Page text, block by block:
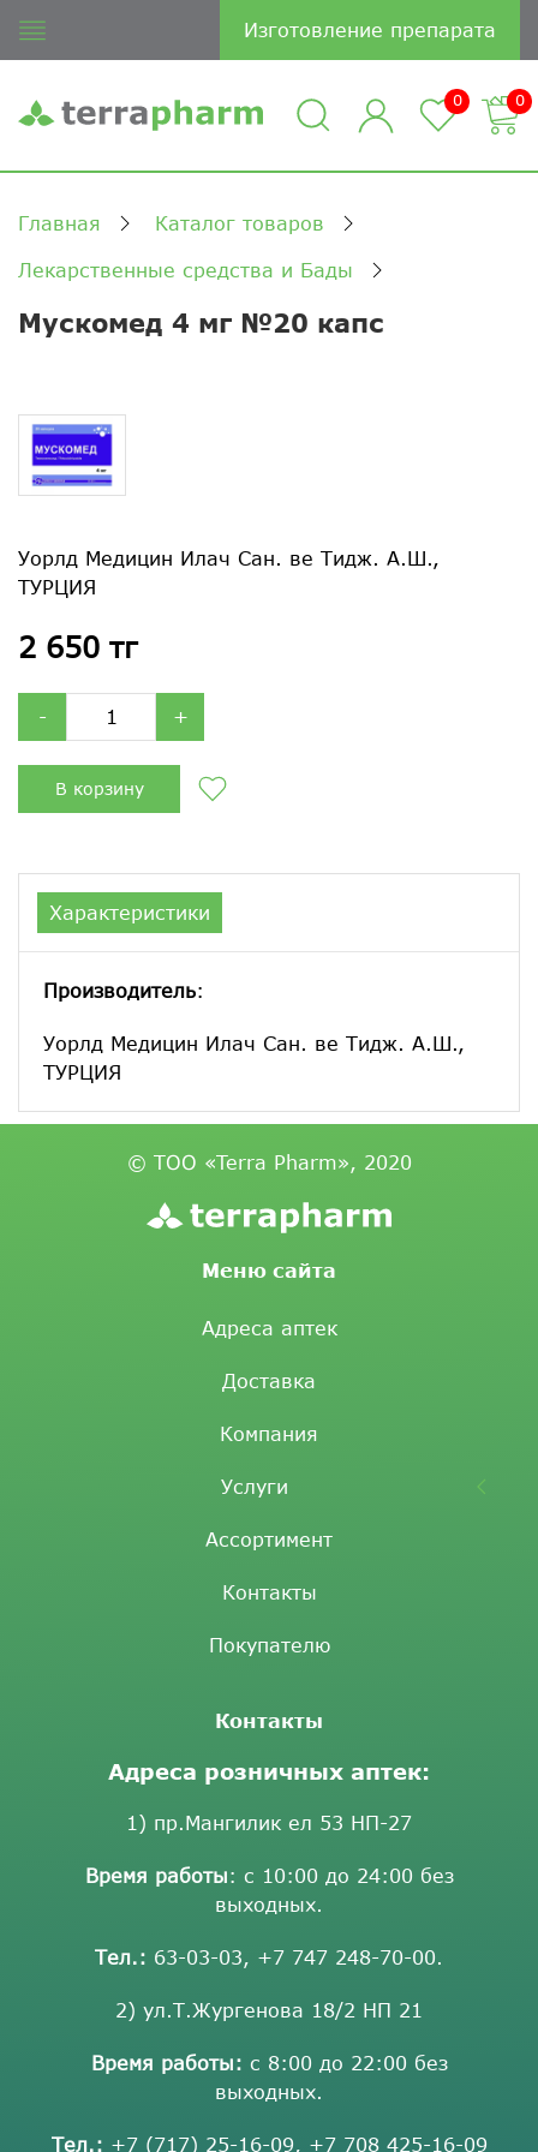
Изготовление препарата
0 0
Главная Каталог товаров
Лекарственные средства и Бады
Мускомед 4 мг №20 капс
Уорлд Медицин Илач Сан. ве Тидж. А.Ш.,
ТУРЦИЯ
2 650 тг
- +
В корзину
Характеристики
Производитель:
Уорлд Медицин Илач Сан. ве Тидж. А.Ш.,
ТУРЦИЯ
© ТОО «Terra Pharm», 2020
Меню сайта
Адреса аптек
Доставка
Компания
Услуги
Ассортимент
Контакты
Покупателю
Контакты
Адреса розничных аптек:
1) пр.Мангилик ел 53 НП-27
Время работы: с 10:00 до 24:00 без
выходных.
Тел.: 63-03-03, +7 747 248-70-00.
2) ул.Т.Жургенова 18/2 НП 21
Время работы: с 8:00 до 22:00 без
выходных.
Тел.: +7 (717) 25-16-09, +7 708 425-16-09